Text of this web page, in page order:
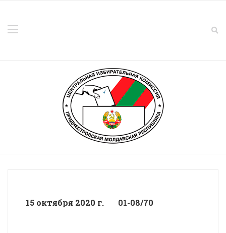
15 октября 2020 г. 01-08/70